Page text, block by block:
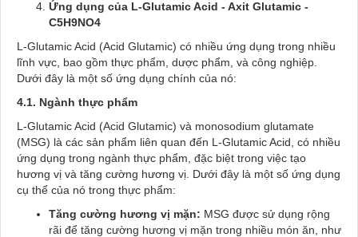
Ứng dụng của L-Glutamic Acid - Axit Glutamic -
C5H9NO4
L-Glutamic Acid (Acid Glutamic) có nhiều ứng dụng trong nhiều
lĩnh vực, bao gồm thực phẩm, dược phẩm, và công nghiệp.
Dưới đây là một số ứng dụng chính của nó:
4.1. Ngành thực phẩm
L-Glutamic Acid (Acid Glutamic) và monosodium glutamate
(MSG) là các sản phẩm liên quan đến L-Glutamic Acid, có nhiều
ứng dụng trong ngành thực phẩm, đặc biệt trong việc tạo
hương vị và tăng cường hương vị. Dưới đây là một số ứng dụng
cụ thể của nó trong thực phẩm:
Tăng cường hương vị mặn: MSG được sử dụng rộng
rãi để tăng cường hương vị mặn trong nhiều món ăn, như